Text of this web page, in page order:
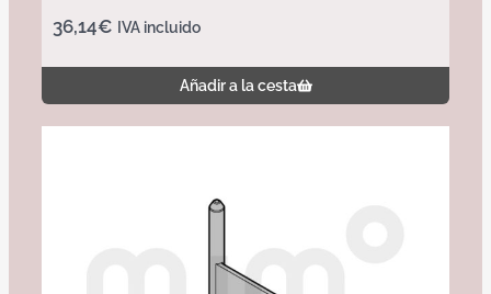
36,14€ IVA incluido
Añadir a la cesta